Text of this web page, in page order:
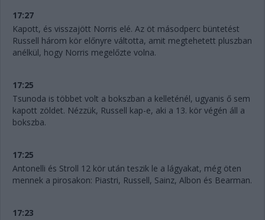
17:27
Kapott, és visszajött Norris elé. Az öt másodperc büntetést
Russell három kör előnyre váltotta, amit megtehetett pluszban
anélkül, hogy Norris megelőzte volna.
17:25
Tsunoda is többet volt a bokszban a kelleténél, ugyanis ő sem
kapott zöldet. Nézzük, Russell kap-e, aki a 13. kör végén áll a
bokszba.
17:25
Antonelli és Stroll 12 kör után teszik le a lágyakat, még öten
mennek a pirosakon: Piastri, Russell, Sainz, Albon és Bearman.
17:23